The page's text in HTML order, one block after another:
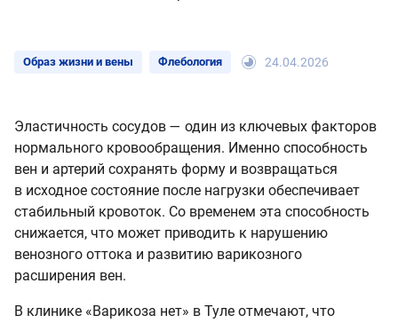
Образ жизни и вены Флебология 24.04.2026
Эластичность сосудов — один из ключевых факторов
нормального кровообращения. Именно способность
вен и артерий сохранять форму и возвращаться
в исходное состояние после нагрузки обеспечивает
стабильный кровоток. Со временем эта способность
снижается, что может приводить к нарушению
венозного оттока и развитию варикозного
расширения вен.
В клинике «Варикоза нет» в Туле отмечают, что